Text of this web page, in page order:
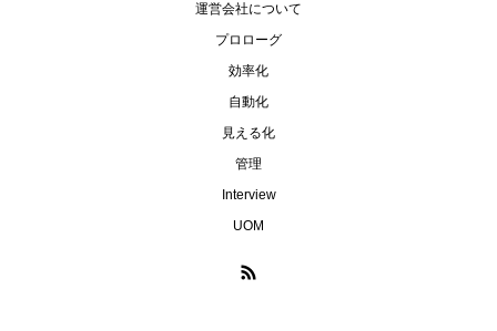
運営会社について
プロローグ
効率化
自動化
見える化
管理
Interview
UOM